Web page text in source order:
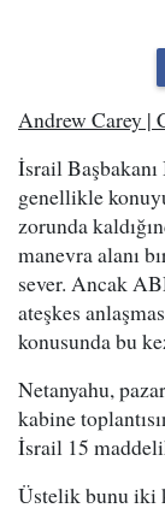
Andrew Carey |
İsrail
genellikle
zorunda
manevra alanı
sever. Ancak
ateşkes
konusunda bu
Netanyahu,
kabine
İsrail 15
Üstelik bunu iki